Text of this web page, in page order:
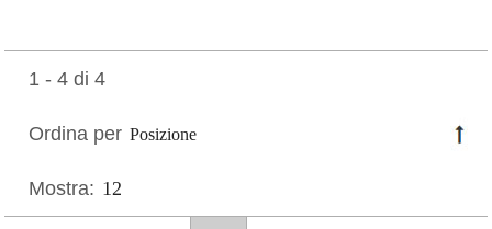
1 - 4 di 4
Ordina per
Mostra: